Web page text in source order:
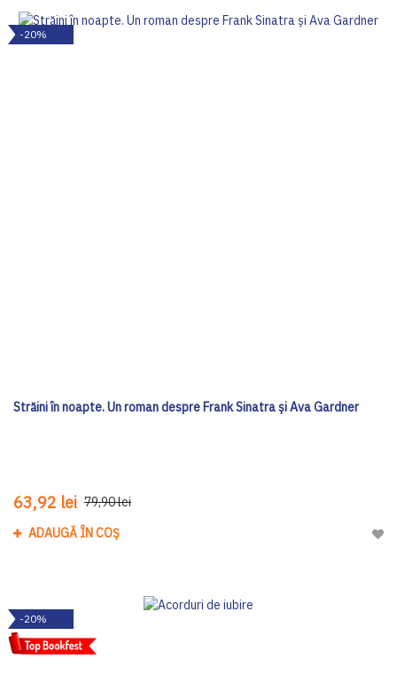
-20%
Străini în noapte. Un roman despre Frank Sinatra și Ava Gardner
63,92 lei 79,90 lei
ADAUGĂ ÎN COȘ
-20%